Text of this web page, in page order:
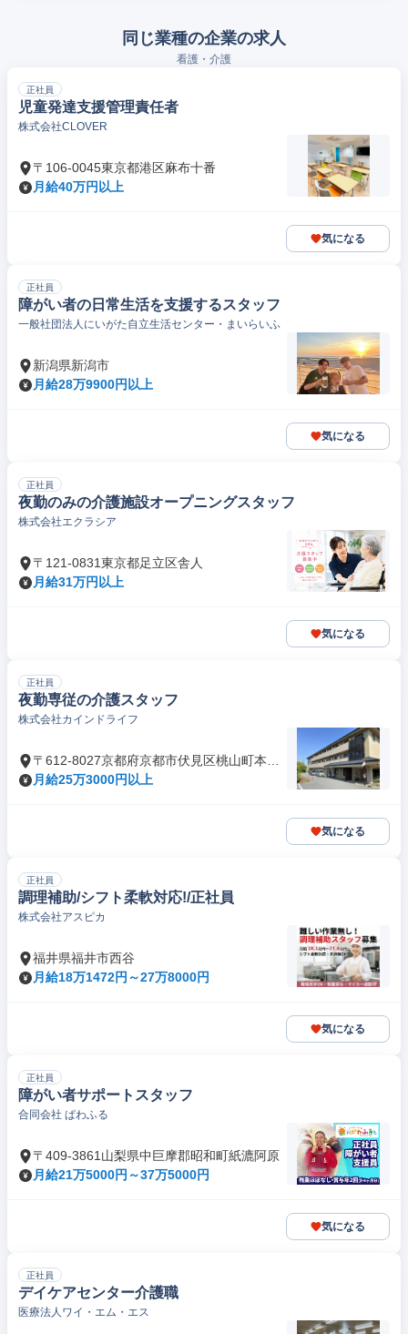
同じ業種の企業の求人
看護・介護
正社員
児童発達支援管理責任者
株式会社CLOVER
〒106-0045東京都港区麻布十番
月給40万円以上
気になる
正社員
障がい者の日常生活を支援するスタッフ
一般社団法人にいがた自立生活センター・まいらいふ
新潟県新潟市
月給28万9900円以上
気になる
正社員
夜勤のみの介護施設オープニングスタッフ
株式会社エクラシア
〒121-0831東京都足立区舎人
月給31万円以上
気になる
正社員
夜勤専従の介護スタッフ
株式会社カインドライフ
〒612-8027京都府京都市伏見区桃山町本多
上野
月給25万3000円以上
気になる
正社員
調理補助/シフト柔軟対応!/正社員
株式会社アスピカ
福井県福井市西谷
月給18万1472円～27万8000円
気になる
正社員
障がい者サポートスタッフ
合同会社 ぱわふる
〒409-3861山梨県中巨摩郡昭和町紙漉阿原
月給21万5000円～37万5000円
気になる
正社員
デイケアセンター介護職
医療法人ワイ・エム・エス